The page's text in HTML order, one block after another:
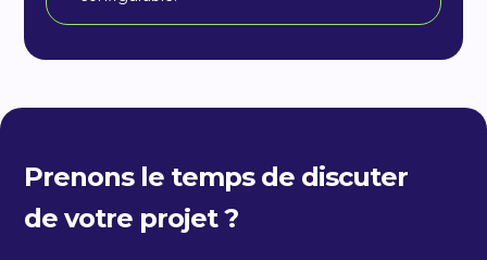
Prenons le temps de discuter
de votre projet ?